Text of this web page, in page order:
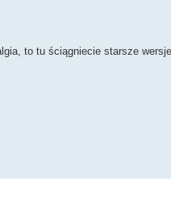
to tu ściągniecie starsze